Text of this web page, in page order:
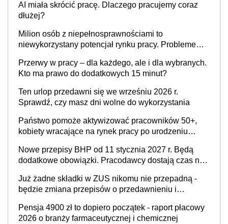
AI miała skrócić pracę. Dlaczego pracujemy coraz
dłużej?
Milion osób z niepełnosprawnościami to
niewykorzystany potencjał rynku pracy. Problemem
refundacji, ale bariery po stronie systemu i
świadomości pracodawców [WYWIAD]
Przerwy w pracy – dla każdego, ale i dla wybranych.
Kto ma prawo do dodatkowych 15 minut?
Ten urlop przedawni się we wrześniu 2026 r.
Sprawdź, czy masz dni wolne do wykorzystania
Państwo pomoże aktywizować pracowników 50+,
kobiety wracające na rynek pracy po urodzeniu
neuroatypowe. Powstanie Fundusz na rzecz
Inkluzywności w Zatrudnianiu?
Nowe przepisy BHP od 11 stycznia 2027 r. Będą
dodatkowe obowiązki. Pracodawcy dostają czas na
Już żadne składki w ZUS nikomu nie przepadną -
będzie zmiana przepisów o przedawnieniu i
Pensja 4900 zł to dopiero początek - raport płacowy
2026 o branży farmaceutycznej i chemicznej